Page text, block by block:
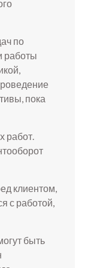
по
работы
пока
работ.
клиентом,
с работой,
быть